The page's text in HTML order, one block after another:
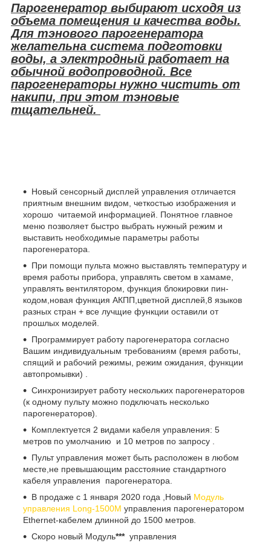
Парогенератор выбирают исходя из
объема помещения и качества воды.
Для тэнового парогенератора
желательна система подготовки
воды, а электродный работает на
обычной водопроводной. Все
парогенераторы нужно чистить от
накипи, при этом тэновые
тщательней.
Новый сенсорный дисплей управления отличается
приятным внешним видом, четкостью изображения и
хорошо читаемой информацией. Понятное главное
меню позволяет быстро выбрать нужный режим и
выставить необходимые параметры работы
парогенератора.
При помощи пульта можно выставлять температуру и
время работы прибора, управлять светом в хамаме,
управлять вентилятором, функция блокировки пин-
кодом,новая функция АКПП,цветной дисплей,8 языков
разных стран + все лучщие функции оставили от
прошлых моделей.
Программирует работу парогенератора согласно
Вашим индивидуальным требованиям (время работы,
спящий и рабочий режимы, режим ожидания, функции
автопромывки) .
Синхронизирует работу нескольких парогенераторов
(к одному пульту можно подключать несколько
парогенераторов).
Комплектуется 2 видами кабеля управления: 5
метров по умолчанию и 10 метров по запросу .
Пульт управления может быть расположен в любом
месте,не превышающим расстояние стандартного
кабеля управления парогенератора.
В продаже с 1 января 2020 года ,Новый Модуль
управления Long-1500М управления парогенератором
Ethernet-кабелем длинной до 1500 метров.
Скоро новый Модуль*** управления